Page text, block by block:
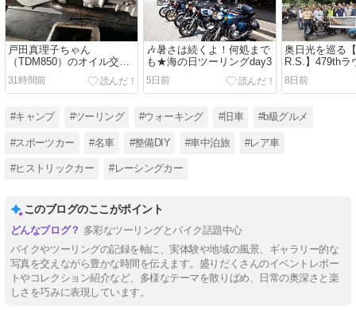
戸田真理子ちゃん
（TDM850）のオイル交換
とリアタイヤがピンチの予
感ざんすの巻
31時間前
🎶暑さは続くよ！何処まで
も★海の日ツーリングday3
5日前
奥日光を巡る
R.S.】479thラ
リング。
8日前
#キャンプ #ツーリング #ウォーキング #旧車 #b級グルメ
#スポーツカー #名車 #整備DIY #車中泊旅 #レア車
#ヒストリックカー #レーシングカー
このブログのここがポイント
多彩なツーリングとバイク話題中心
バイクやツーリングの記録を軸に、実体験や地域の風景、ギャラリー的な
写真を交えながら豊かな時間を伝えます。盛りだくさんのイベントレポー
トやコレクション紹介など、多様なテーマを散りばめ、日常の奥深さと楽
しさを巧みに表現しています。